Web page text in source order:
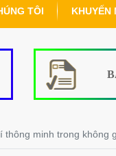
TÔI KHUYẾN
thông minh trong không